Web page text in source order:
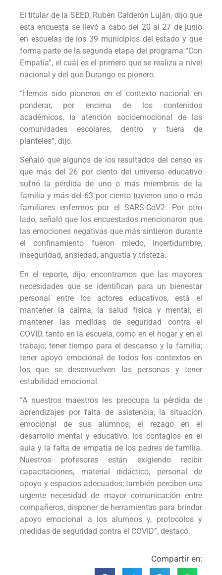
El titular de la SEED, Rubén Calderón Luján, dijo que
esta encuesta se llevó a cabo del 20 al 27 de junio
en escuelas de los 39 municipios del estado y que
forma parte de la segunda etapa del programa “Con
Empatía”, el cuál es el primero que se realiza a nivel
nacional y del que Durango es pionero.
“Hemos sido pioneros en el contexto nacional en
ponderar, por encima de los contenidos
académicos, la atención socioemocional de las
comunidades escolares, dentro y fuera de
planteles”, dijo.
Señaló que algunos de los resultados del censo es
que más del 26 por ciento del universo educativo
sufrió la pérdida de uno o más miembros de la
familia y más del 63 por ciento tuvieron uno o más
familiares enfermos por el SARS-CoV2. Por otro
lado, señaló que los encuestados mencionaron que
las emociones negativas que más sintieron durante
el confinamiento fueron miedo, incertidumbre,
inseguridad, ansiedad, angustia y tristeza.
En el reporte, dijo, encontramos que las mayores
necesidades que se identifican para un bienestar
personal entre los actores educativos, está el
mantener la calma, la salud física y mental; el
mantener las medidas de seguridad contra el
COVID, tanto en la escuela, como en el hogar y en el
trabajo; tener tiempo para el descanso y la familia;
tener apoyo emocional de todos los contextos en
los que se desenvuelven las personas y tener
estabilidad emocional.
“A nuestros maestros les preocupa la pérdida de
aprendizajes por falta de asistencia; la situación
emocional de sus alumnos; el rezago en el
desarrollo mental y educativo; los contagios en el
aula y la falta de empatía de los padres de familia.
Nuestros profesores están exigiendo recibir
capacitaciones, material didáctico, personal de
apoyo y espacios adecuados; también perciben una
urgente necesidad de mayor comunicación entre
compañeros, disponer de herramientas para brindar
apoyo emocional a los alumnos y, protocolos y
medidas de seguridad contra el COVID”, destacó.
Compartir en: